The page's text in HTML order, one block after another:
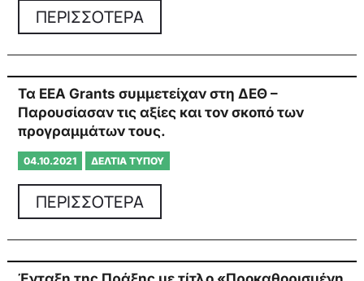
ΠΕΡΙΣΣΟΤΕΡΑ
Τα ΕΕΑ Grants συμμετείχαν στη ΔΕΘ –
Παρουσίασαν τις αξίες και τον σκοπό των
προγραμμάτων τους.
04.10.2021 ΔΕΛΤΊΑ ΤΎΠΟΥ
ΠΕΡΙΣΣΟΤΕΡΑ